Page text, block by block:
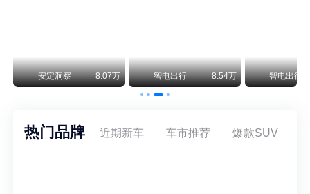
安定洞察 8.07万 智电出行 8.54万 智电出行
热门品牌 近期新车 车市推荐 爆款SUV